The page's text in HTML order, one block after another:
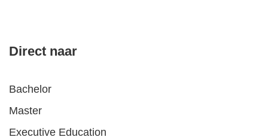
Direct naar
Bachelor
Master
Executive Education